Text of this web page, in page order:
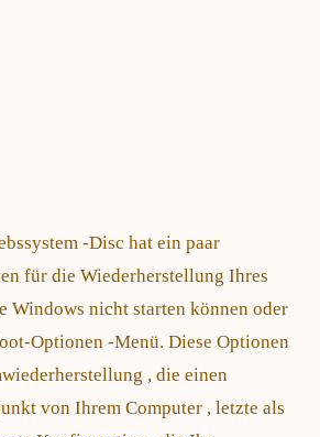
-Disc hat ein paar
für die Wiederherstellung Ihres
Windows nicht starten können oder
Optionen -Menü. Diese Optionen
, die einen
von Ihrem Computer , letzte als